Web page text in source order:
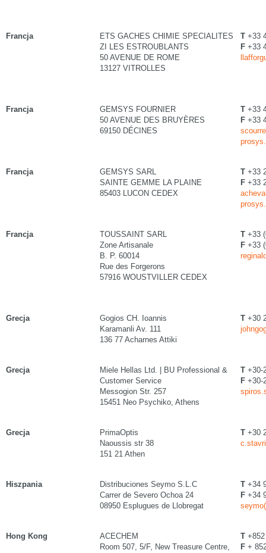
Francja
ETS GACHES CHIMIE SPECIALITES
ZI LES ESTROUBLANTS
50 AVENUE DE ROME
13127 VITROLLES
T +33
F +33
Francja
GEMSYS FOURNIER
50 AVENUE DES BRUYÈRES
69150 DÉCINES
T +33
F +33
Francja
GEMSYS SARL
SAINTE GEMME LA PLAINE
85403 LUCON CEDEX
T +33
F +33
Francja
TOUSSAINT SARL
Zone Artisanale
B. P. 60014
Rue des Forgerons
57916 WOUSTVILLER CEDEX
T +33
F +33
Grecja
Gogios CH. Ioannis
Karamanli Av. 111
136 77 Acharnes Attiki
T +30
Grecja
Miele Hellas Ltd. | BU Professional &
Customer Service
Messogion Str. 257
15451 Neo Psychiko, Athens
T +30-
F +30-
Grecja
PrimaOptis
Naoussis str 38
151 21 Athen
T +30
Hiszpania
Distribuciones Seymo S.L.C
Carrer de Severo Ochoa 24
08950 Esplugues de Llobregat
T +34
F +34
Hong Kong
ACECHEM
Room 507, 5/F, New Treasure Centre,
T
F +